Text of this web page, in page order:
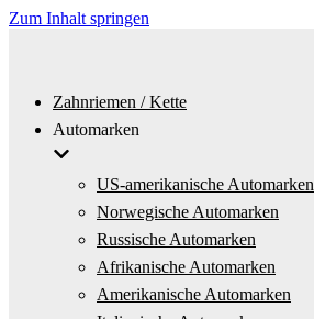
Zum Inhalt springen
Zahnriemen / Kette
Automarken
US-amerikanische Automarken
Norwegische Automarken
Russische Automarken
Afrikanische Automarken
Amerikanische Automarken